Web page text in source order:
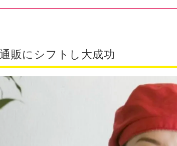
販にシフトし大成功